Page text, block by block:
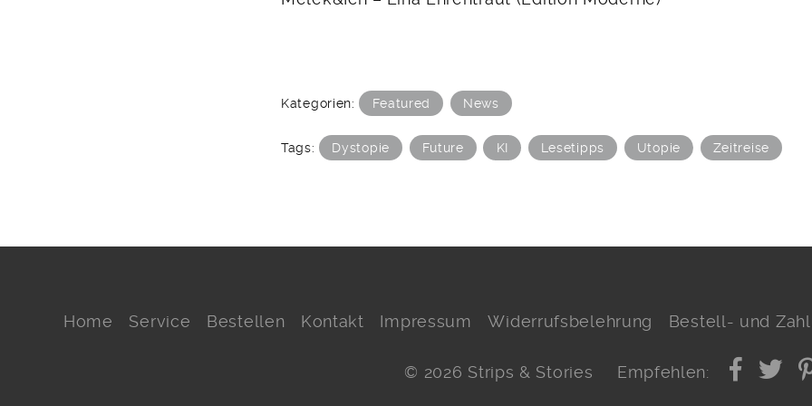
Kategorien: Featured News
Tags: Dystopie Future KI Lesetipps Utopie Zeitreise
Home Service Bestellen Kontakt Impressum Widerrufsbelehrung Bestell- und
© 2026 Strips & Stories Empfehlen: